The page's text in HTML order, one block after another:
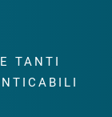
TANTI